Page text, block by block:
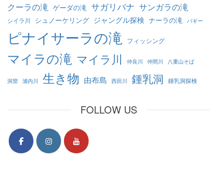
クーラの滝 ゲーダの滝 サガリバナ サンガラの滝
シイラ川 シュノーケリング ジャングル探検 ナーラの滝 バギー
ピナイサーラの滝 フィッシング
マイラの滝 マイラ川 仲良川 仲間川 八重山そば
洞窟 浦内川 生き物 由布島 西田川 鍾乳洞 鍾乳洞探検
FOLLOW US